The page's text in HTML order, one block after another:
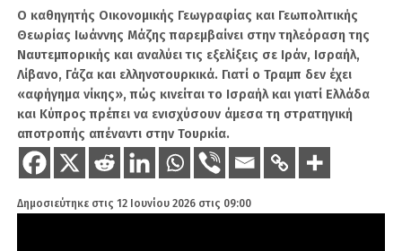
Ο καθηγητής Οικονομικής Γεωγραφίας και Γεωπολιτικής
Θεωρίας Ιωάννης Μάζης παρεμβαίνει στην τηλεόραση της
Ναυτεμπορικής και αναλύει τις εξελίξεις σε Ιράν, Ισραήλ,
Λίβανο, Γάζα και ελληνοτουρκικά. Γιατί ο Τραμπ δεν έχει
«αφήγημα νίκης», πώς κινείται το Ισραήλ και γιατί Ελλάδα
και Κύπρος πρέπει να ενισχύσουν άμεσα τη στρατηγική
αποτροπής απέναντι στην Τουρκία.
Δημοσιεύτηκε στις 12 Ιουνίου 2026 στις 09:00